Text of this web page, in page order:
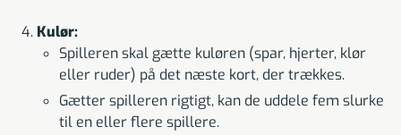
Kulør:
Spilleren skal gætte kuløren (spar, hjerter, klør
eller ruder) på det næste kort, der trækkes.
Gætter spilleren rigtigt, kan de uddele fem slurke
til en eller flere spillere.